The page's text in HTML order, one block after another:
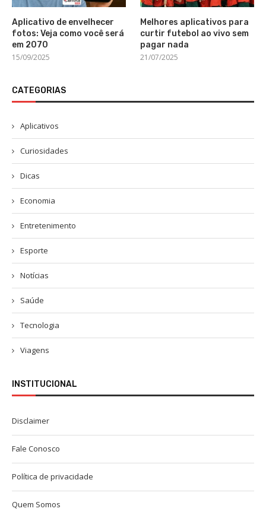
Aplicativo de envelhecer
fotos: Veja como você será
em 2070
15/09/2025
Melhores aplicativos para
curtir futebol ao vivo sem
pagar nada
21/07/2025
CATEGORIAS
Aplicativos
Curiosidades
Dicas
Economia
Entretenimento
Esporte
Notícias
Saúde
Tecnologia
Viagens
INSTITUCIONAL
Disclaimer
Fale Conosco
Política de privacidade
Quem Somos